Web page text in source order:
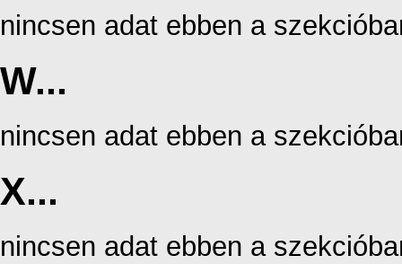
nincsen adat ebben a
W...
nincsen adat ebben a
X...
nincsen adat ebben a